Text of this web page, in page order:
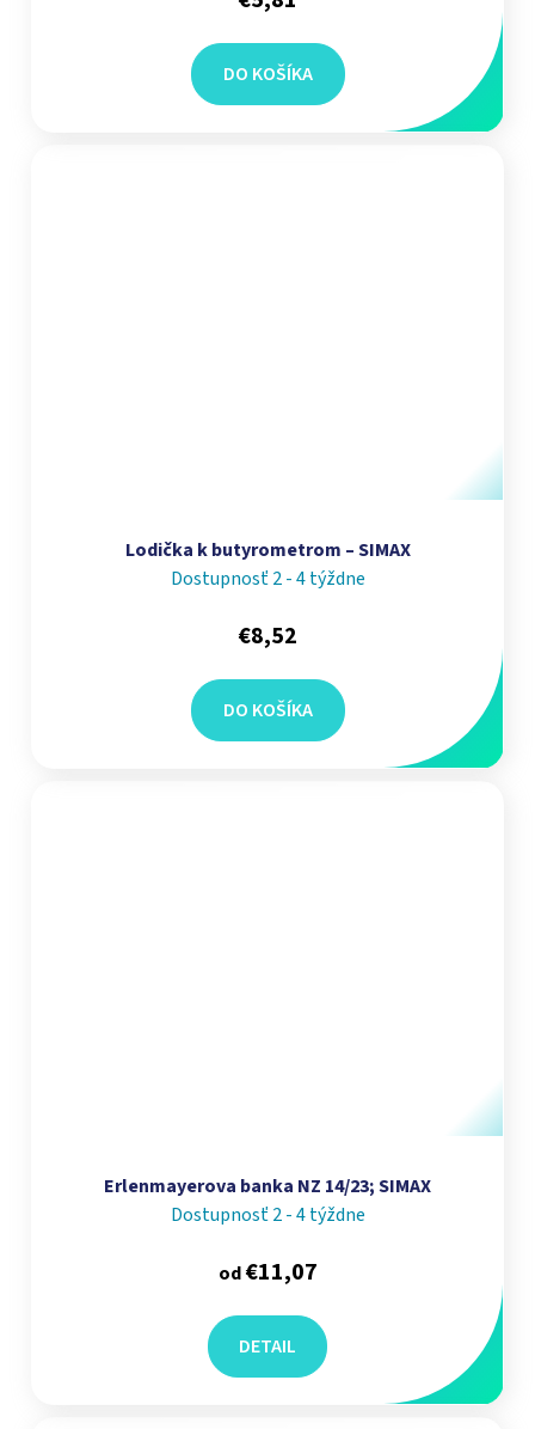
DO KOŠÍKA
Lodička k butyrometrom – SIMAX
Dostupnosť 2 - 4 týždne
€8,52
DO KOŠÍKA
Erlenmayerova banka NZ 14/23; SIMAX
Dostupnosť 2 - 4 týždne
od€11,07
DETAIL